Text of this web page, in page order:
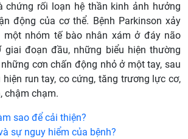
chứng rối loạn hệ thần kinh ảnh hưởng
động của cơ thể. Bệnh Parkinson xảy
một nhóm tế bào nhân xám ở đáy não
giai đoạn đầu, những biểu hiện thường
cơn chấn động nhỏ ở một tay, sau
run tay, co cứng, tăng trương lực cơ,
chậm chạm.
sao để cải thiện?
sự nguy hiểm của bệnh?